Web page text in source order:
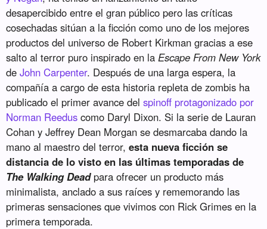
desapercibido entre el gran público pero las críticas
cosechadas sitúan a la ficción como uno de los mejores
productos del universo de Robert Kirkman gracias a ese
salto al terror puro inspirado en la Escape From New York
deJohn Carpenter. Después de una larga espera, la
compañía a cargo de esta historia repleta de zombis ha
publicado el primer avance delspinoff protagonizado por
Norman Reedus como Daryl Dixon. Si la serie de Lauran
Cohan y Jeffrey Dean Morgan se desmarcaba dando la
mano al maestro del terror,esta nueva ficción se
distancia de lo visto en las últimas temporadas de
The Walking Deadpara ofrecer un producto más
minimalista, anclado a sus raíces y rememorando las
primeras sensaciones que vivimos con Rick Grimes en la
primera temporada.